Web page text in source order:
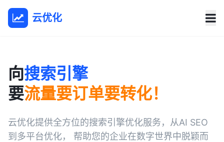
云优化
向搜索引擎
要流量要订单要转化！
云优化提供全方位的搜索引擎优化服务，从AI SEO
到多平台优化， 帮助您的企业在数字世界中脱颖而